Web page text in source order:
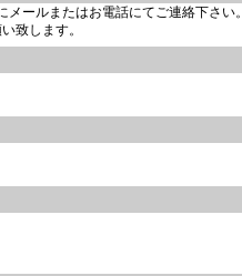
ールまたはお電話にてご連絡下さい。
致します。